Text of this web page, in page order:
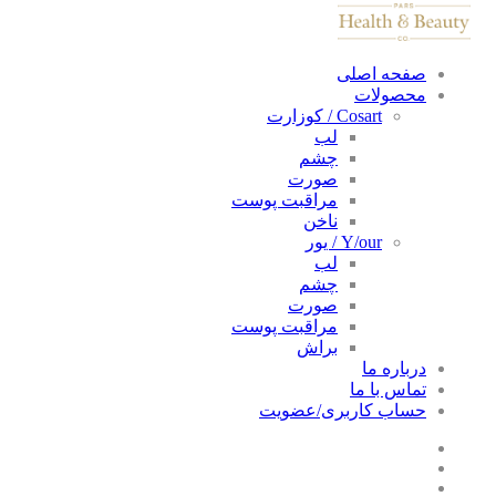
صفحه اصلی
محصولات
Cosart / کوزارت
لب
چشم
صورت
مراقبت پوست
ناخن
Y/our / یور
لب
چشم
صورت
مراقبت پوست
براش
درباره ما
تماس با ما
حساب کاربری/عضویت